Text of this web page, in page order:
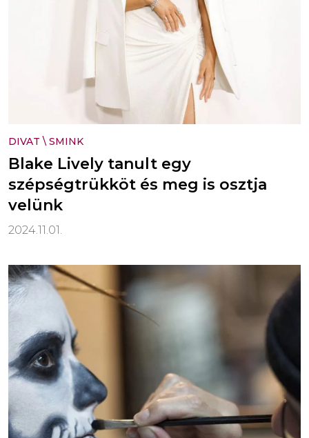
DIVAT \ SMINK
Blake Lively tanult egy
szépségtrükköt és meg is osztja
velünk
2024.11.01.